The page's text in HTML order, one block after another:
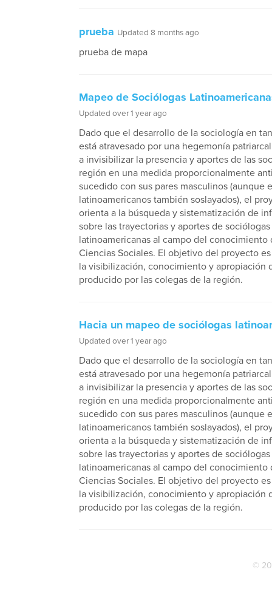
prueba Updated 8 months ago
prueba de mapa
Mapeo de Sociólogas
Updated over 1 year ago
Dado que el desarrollo de la sociología en
está atravesado por una hegemonía
a invisibilizar la presencia y aportes de las
región en una medida proporcionalmente
sucedido con sus pares masculinos (aunque
latinoamericanos también soslayados), el
orienta a la búsqueda y sistematización de
sobre las trayectorias y aportes de sociólogas
latinoamericanas al campo del conocimiento
Ciencias Sociales. El objetivo del proyecto
la visibilización, conocimiento y apropiación
producido por las colegas de la región.
Hacia un mapeo de sociólogas
Updated over 1 year ago
Dado que el desarrollo de la sociología en
está atravesado por una hegemonía
a invisibilizar la presencia y aportes de las
región en una medida proporcionalmente
sucedido con sus pares masculinos (aunque
latinoamericanos también soslayados), el
orienta a la búsqueda y sistematización de
sobre las trayectorias y aportes de sociólogas
latinoamericanas al campo del conocimiento
Ciencias Sociales. El objetivo del proyecto
la visibilización, conocimiento y apropiación
producido por las colegas de la región.
©